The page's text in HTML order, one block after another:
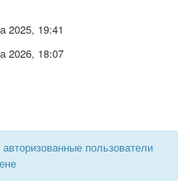
2025, 19:41
2026, 18:07
пользователи